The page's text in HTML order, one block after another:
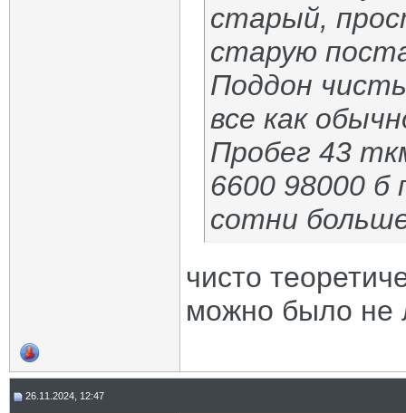
старый,
старую
Поддон
все как
Пробег 43
6600 98000
сотни
чисто
можно было не
26.11.2024, 12:47